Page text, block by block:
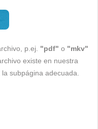
p.ej. "pdf" o "mkv"
existe en nuestra
subpágina adecuada.